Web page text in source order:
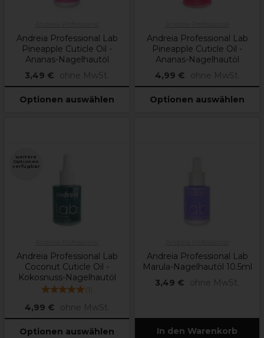
Andreia Professional Lab
Pineapple Cuticle Oil -
Ananas-Nagelhautöl
3,49 €
ohne MwSt.
Optionen auswählen
Andreia Professional Lab
Pineapple Cuticle Oil -
Ananas-Nagelhautöl
4,99 €
ohne MwSt.
Optionen auswählen
weitere
Optionen
verfügbar
Andreia Professional Lab
Coconut Cuticle Oil -
Kokosnuss-Nagelhautöl
(1)
4,99 € ohne MwSt.
Optionen auswählen
Andreia Professional Lab
Marula-Nagelhautöl 10.5ml
3,49 €
ohne MwSt.
In den Warenkorb